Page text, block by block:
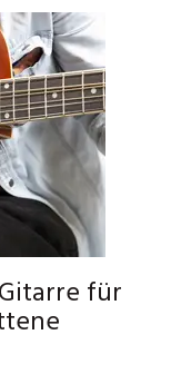
für